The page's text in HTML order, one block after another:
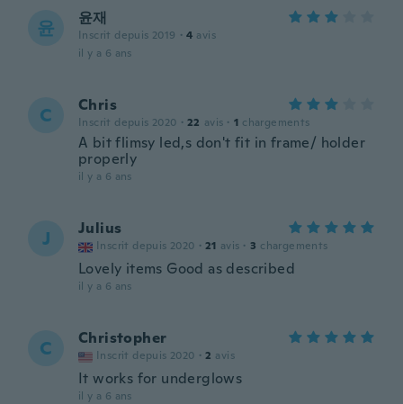
윤 윤재
Inscrit depuis 2019 · 4 avis
il y a 6 ans
C Chris
Inscrit depuis 2020 · 22 avis · 1 chargements
A bit flimsy led,s don't fit in frame/ holder
properly
il y a 6 ans
J Julius
Inscrit depuis 2020 · 21 avis · 3 chargements
Lovely items Good as described
il y a 6 ans
C Christopher
Inscrit depuis 2020 · 2 avis
It works for underglows
il y a 6 ans